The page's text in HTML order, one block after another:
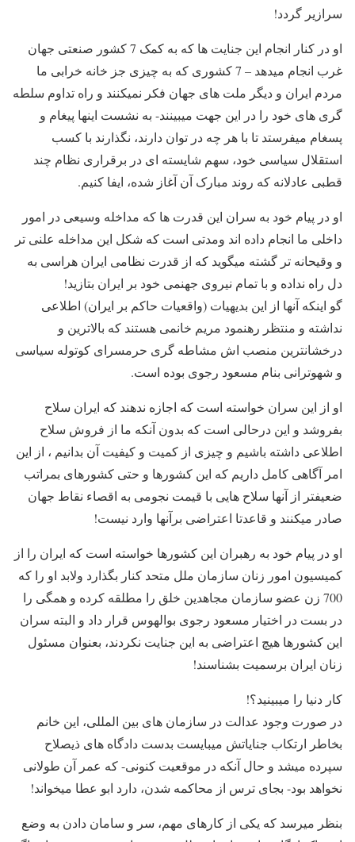
سرازیر گردد!
او در کنار انجام این جنایت ها که به کمک 7 کشور صنعتی جهان
غرب انجام میدهد – 7 کشوری که به چیزی جز خانه خرابی ما
مردم ایران و دیگر ملت های جهان فکر نمیکنند و راه تداوم سلطه
گری های خود را در این جهت میبینند- به نشست اینها پیغام و
پسغام میفرستد تا با هر چه در توان دارند، نگذارند با کسب
استقلال سیاسی خود، سهم شایسته ای در برقراری نظام چند
قطبی عادلانه که روند مبارک آن آغاز شده، ایفا کنیم.
او در پیام خود به سران این قدرت ها که مداخله وسیعی در امور
داخلی ما انجام داده اند ومدتی است که شکل این مداخله علنی تر
و وقیحانه تر گشته میگوید که از قدرت نظامی ایران هراسی به
دل راه نداده و با تمام نیروی جهنمی خود بر ایران بتازید!
گو اینکه آنها از این بدیهیات (واقعیات حاکم بر ایران) اطلاعی
نداشته و منتظر رهنمود مریم خانمی هستند که بالاترین و
درخشانترین منصب اش مشاطه گری حرمسرای کوتوله سیاسی
و شهوترانی بنام مسعود رجوی بوده است.
او از این سران خواسته است که اجازه ندهند که ایران سلاح
بفروشد و این درحالی است که بدون آنکه ما از فروش سلاح
اطلاعی داشته باشیم و چیزی از کمیت و کیفیت آن بدانیم ، از این
امر آگاهی کامل داریم که این کشورها و حتی کشورهای بمراتب
ضعیفتر از آنها سلاح هایی با قیمت نجومی به اقصاء نقاط جهان
صادر میکنند و قاعدتا اعتراضی برآنها وارد نیست!
او در پیام خود به رهبران این کشورها خواسته است که ایران را از
کمیسیون امور زنان سازمان ملل متحد کنار بگذارد ولابد او را که
700 زن عضو سازمان مجاهدین خلق را مطلقه کرده و همگی را
در بست در اختیار مسعود رجوی بوالهوس قرار داد و البته سران
این کشورها هیچ اعتراضی به این جنایت نکردند، بعنوان مسئول
زنان ایران برسمیت بشناسند!
کار دنیا را میبینید؟!
در صورت وجود عدالت در سازمان های بین المللی، این خانم
بخاطر ارتکاب جنایاتش میبایست بدست دادگاه های ذیصلاح
سپرده میشد و حال آنکه در موقعیت کنونی- که عمر آن طولانی
نخواهد بود- بجای ترس از محاکمه شدن، دارد ابو عطا میخواند!
بنظر میرسد که یکی از کارهای مهم، سر و سامان دادن به وضع